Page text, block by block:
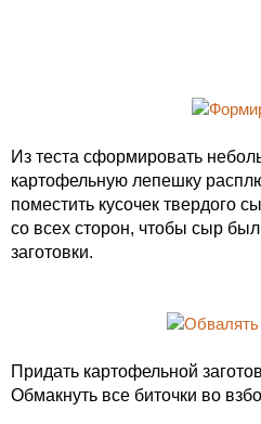
Из теста сформировать
картофельную лепешку
поместить кусочек твердого
со всех сторон, чтобы сыр
заготовки.
Придать картофельной
Обмакнуть все биточки во